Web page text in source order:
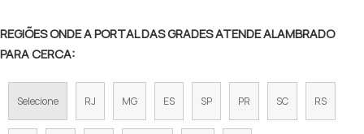
TELA DE FERRO PARA CERCA
TELA ALAMBRADO FIO 12
REGIÕES ONDE A PORTAL DAS GRADES ATENDE ALAMBRADO
PARA CERCA:
Selecione RJ MG ES SP PR SC RS